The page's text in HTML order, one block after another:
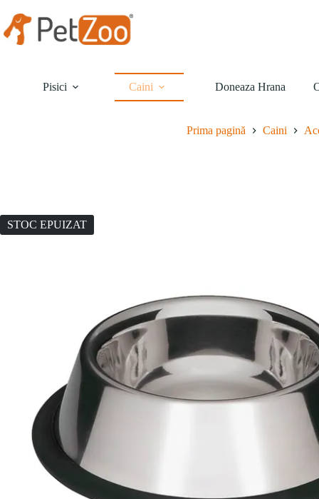
conținut
Pisici Caini Doneaza Hrana
Prima pagină Caini
STOC EPUIZAT